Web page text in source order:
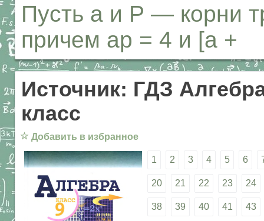
Пусть а и Р — корни
причем ар = 4 и [а +
Источник: ГДЗ
класс
☆ Добавить в избранное
1 2 3 4 5 6
20 21 22 23 24
38 39 40 41 43